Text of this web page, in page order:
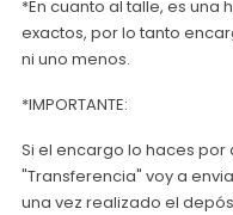
*En cuanto al talle, es una
exactos, por lo tanto
ni uno menos.
*IMPORTANTE:
Si el encargo lo haces
"Transferencia" voy a
una vez realizado el